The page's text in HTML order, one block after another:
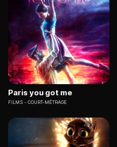
Paris you got me
FILMS COURT-MÉTRAGE